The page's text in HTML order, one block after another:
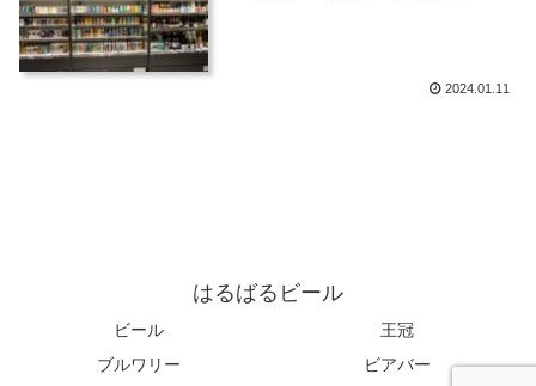
2024.01.11
はるばるビール
ビール
王冠
ブルワリー
ビアバー